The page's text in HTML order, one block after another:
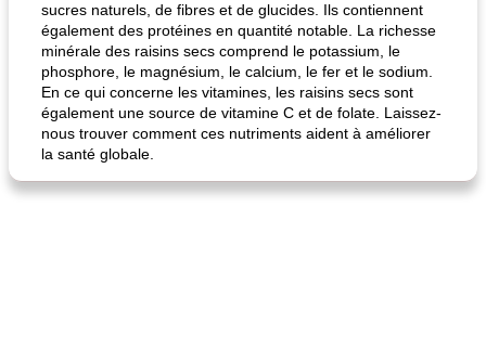
fiesta tostadas le méga's jopp joes
sucres naturels, de fibres et de glucides. Ils contiennent
également des protéines en quantité notable. La richesse
minérale des raisins secs comprend le potassium, le
phosphore, le magnésium, le calcium, le fer et le sodium.
En ce qui concerne les vitamines, les raisins secs sont
également une source de vitamine C et de folate. Laissez-
nous trouver comment ces nutriments aident à améliorer
la santé globale.